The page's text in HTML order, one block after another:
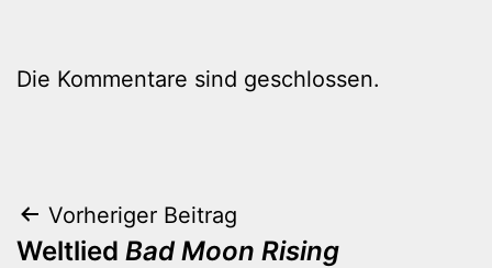
Die Kommentare sind geschlossen.
Beitragsnavigation
Vorheriger Beitrag
Weltlied Bad Moon Rising